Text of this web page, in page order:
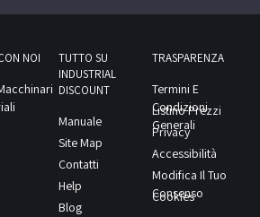
NOI
TUTTO SU
INDUSTRIAL
DISCOUNT
Manuale
Site Map
Contatti
Help
Blog
TRASPARENZA
Termini E
Condizioni
Generali
Listino Prezzi
Privacy
Accessibilità
Modifica Il Tuo
Consenso
Cookies